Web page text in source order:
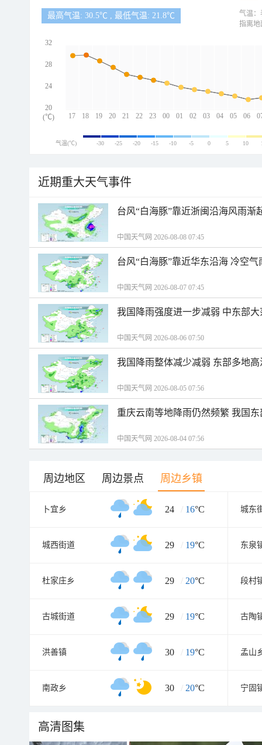
最高气温: 30.5℃ , 最低气温: 21.8℃
17 18 19 20 21 22 23 00 01 02 03 04 05 06
32
28
24
20
(℃)
气温：
指离地
气温(℃) -30 -25 -20 -15 -10 -5 0 5 10
近期重大天气事件
台风“白海豚”靠近浙闽沿海风雨渐
中国天气网 2026-08-08 07:45
台风“白海豚”靠近华东沿海 冷空
中国天气网 2026-08-07 07:45
我国降雨强度进一步减弱 中东部
中国天气网 2026-08-06 07:50
我国降雨整体减少减弱 东部多地
中国天气网 2026-08-05 07:56
重庆云南等地降雨仍然频繁 我国
中国天气网 2026-08-04 07:56
周边地区 周边景点 周边乡镇
卜宜乡 24 / 16°C 城东
城西街道 29 / 19°C 东泉
杜家庄乡 29 / 20°C 段村
古城街道 29 / 19°C 古陶
洪善镇 30 / 19°C 孟山
南政乡 30 / 20°C 宁固
高清图集